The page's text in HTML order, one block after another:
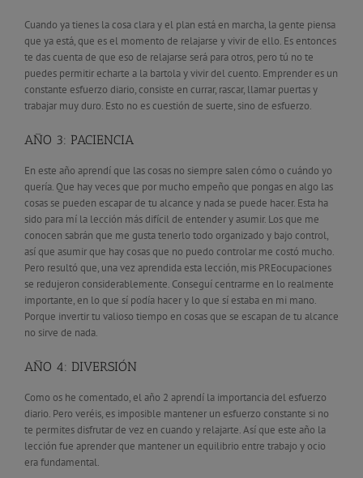
Cuando ya tienes la cosa clara y el plan está en marcha, la gente piensa
que ya está, que es el momento de relajarse y vivir de ello. Es entonces
te das cuenta de que eso de relajarse será para otros, pero tú no te
puedes permitir echarte a la bartola y vivir del cuento. Emprender es un
constante esfuerzo diario, consiste en currar, rascar, llamar puertas y
trabajar muy duro. Esto no es cuestión de suerte, sino de esfuerzo.
AÑO 3: PACIENCIA
En este año aprendí que las cosas no siempre salen cómo o cuándo yo
quería. Que hay veces que por mucho empeño que pongas en algo las
cosas se pueden escapar de tu alcance y nada se puede hacer. Esta ha
sido para mí la lección más difícil de entender y asumir. Los que me
conocen sabrán que me gusta tenerlo todo organizado y bajo control,
así que asumir que hay cosas que no puedo controlar me costó mucho.
Pero resultó que, una vez aprendida esta lección, mis PREocupaciones
se redujeron considerablemente. Conseguí centrarme en lo realmente
importante, en lo que sí podía hacer y lo que sí estaba en mi mano.
Porque invertir tu valioso tiempo en cosas que se escapan de tu alcance
no sirve de nada.
AÑO 4: DIVERSIÓN
Como os he comentado, el año 2 aprendí la importancia del esfuerzo
diario. Pero veréis, es imposible mantener un esfuerzo constante si no
te permites disfrutar de vez en cuando y relajarte. Así que este año la
lección fue aprender que mantener un equilibrio entre trabajo y ocio
era fundamental.